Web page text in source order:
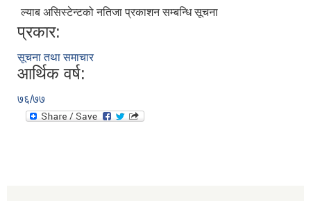
ल्याब असिस्टेन्टको नतिजा प्रकाशन सम्बन्धि सूचना
प्रकार:
सूचना तथा समाचार
आर्थिक वर्ष:
७६/७७